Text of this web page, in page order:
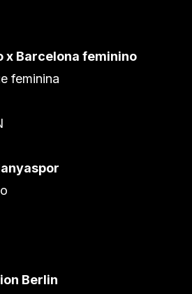
x Barcelona feminino
feminina
Berlin